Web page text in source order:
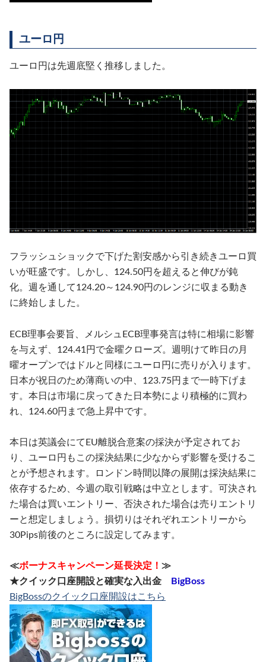
ユーロ円
ユーロ円は先週底堅く推移しました。
フラッシュショックで下げた割安感から引き続きユーロ買
いが旺盛です。しかし、124.50円を超えると伸びが鈍
化。週を通して124.20～124.90円のレンジに収まる動き
に終始しました。
ECB理事会要旨、メルシュECB理事発言は特に相場に影響
を与えず、124.41円で金曜クローズ。週明けて昨日の月
曜オープンではドルと同様にユーロ円に売りが入ります。
日本が祝日のため薄商いの中、123.75円まで一時下げま
す。本日は市場に戻ってきた日本勢により積極的に買わ
れ、124.60円まで急上昇中です。
本日は英議会にてEU離脱合意案の採決が予定されてお
り、ユーロ円もこの採決結果に少なからず影響を受けるこ
とが予想されます。ロンドン時間以降の展開は採決結果に
依存するため、今週の取引戦略は中立とします。可決され
た場合は買いエントリー、否決された場合は売りエントリ
ーと想定しましょう。損切りはそれぞれエントリーから
30Pips前後のところに設定してみます。
≪ボーナスキャンペーン延長決定！ ≫
★クイック口座開設と確実な入出金
BigBoss
BigBossのクイック口座開設はこちら